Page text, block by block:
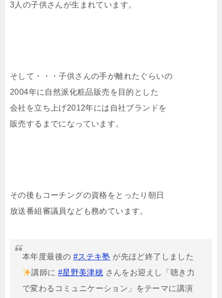
3人の子供さんが生まれています。
そして・・・子供さんの手が離れたぐらいの
2004年に自然派化粧品販売を目的とした
会社を立ち上げ2012年には自社ブランドを
販売するまでになっています。
その後もコーチングの資格をとったり朝日
放送番組審議員なども務めています。
本年度最後の #ステキ塾 が先ほど終了しました
講師に #星野美津穂 さんをお迎えし「聴き力
で変わるコミュニケーション」をテーマに講演